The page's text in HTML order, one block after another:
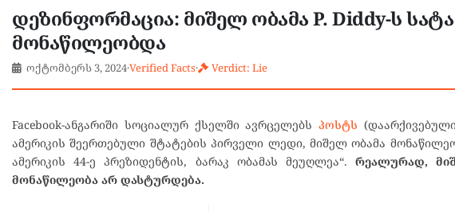
დეზინფორმაცია: მიშელ ობამა P. Diddy-ს
მონაწილეობდა
ოქტომბერს 3, 2024·Verified Facts· Verdict: Lie
Facebook-ანგარიში სოციალურ ქსელში ავრცელებსპოსტს
ამერიკის შეერთებული შტატების პირველი ლედი, მიშელ ობამა
ამერიკის 44-ე პრეზიდენტის, ბარაკ ობამას მეუღლეა“. რეალურად,
მონაწილეობა არ დასტურდება.